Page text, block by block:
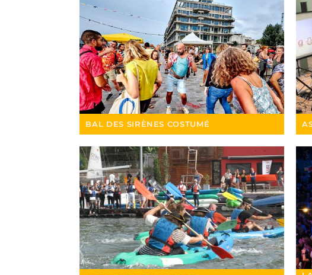
BAL DES SIRÈNES COSTUMÉ